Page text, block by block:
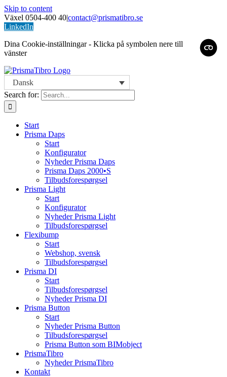
Skip to content
Växel 0504-400 40|contact@prismatibro.se
LinkedIn
Dina Cookie-inställningar - Klicka på symbolen nere till
vänster
Dansk
Search for:
Start
Prisma Daps
Start
Konfigurator
Nyheder Prisma Daps
Prisma Daps 2000•S
Tilbudsforespørgsel
Prisma Light
Start
Konfigurator
Nyheder Prisma Light
Tilbudsforespørgsel
Flexibump
Start
Webshop, svensk
Tilbudsforespørgsel
Prisma DI
Start
Tilbudsforespørgsel
Nyheder Prisma DI
Prisma Button
Start
Nyheder Prisma Button
Tilbudsforespørgsel
Prisma Button som BIMobject
PrismaTibro
Nyheder PrismaTibro
Kontakt